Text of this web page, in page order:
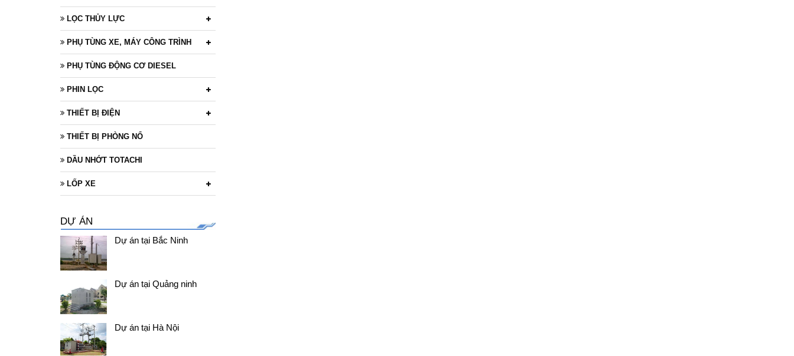
LỌC THỦY LỰC
PHỤ TÙNG XE, MÁY CÔNG TRÌNH
PHỤ TÙNG ĐỘNG CƠ DIESEL
PHIN LỌC
THIẾT BỊ ĐIỆN
THIẾT BỊ PHÒNG NỔ
DẦU NHỚT TOTACHI
LỐP XE
DỰ ÁN
Dự án tại Bắc Ninh
Dự án tại Quảng ninh
Dự án tại Hà Nội